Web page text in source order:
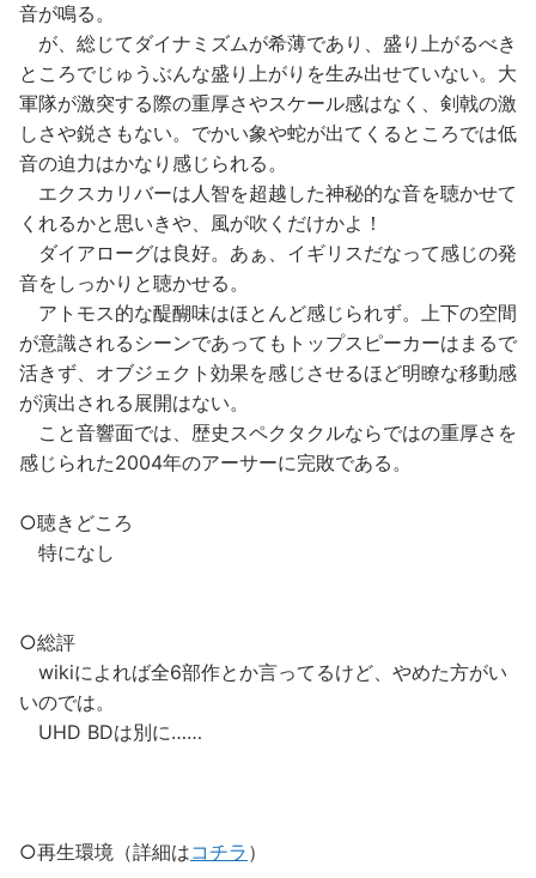
音が鳴る。
が、総じてダイナミズムが希薄であり、盛り上がるべき
ところでじゅうぶんな盛り上がりを生み出せていない。大
軍隊が激突する際の重厚さやスケール感はなく、剣戟の激
しさや鋭さもない。でかい象や蛇が出てくるところでは低
音の迫力はかなり感じられる。
エクスカリバーは人智を超越した神秘的な音を聴かせて
くれるかと思いきや、風が吹くだけかよ！
ダイアローグは良好。あぁ、イギリスだなって感じの発
音をしっかりと聴かせる。
アトモス的な醍醐味はほとんど感じられず。上下の空間
が意識されるシーンであってもトップスピーカーはまるで
活きず、オブジェクト効果を感じさせるほど明瞭な移動感
が演出される展開はない。
こと音響面では、歴史スペクタクルならではの重厚さを
感じられた2004年のアーサーに完敗である。
○聴きどころ
特になし
○総評
wikiによれば全6部作とか言ってるけど、やめた方がい
いのでは。
UHD BDは別に……
○再生環境（詳細はコチラ ）